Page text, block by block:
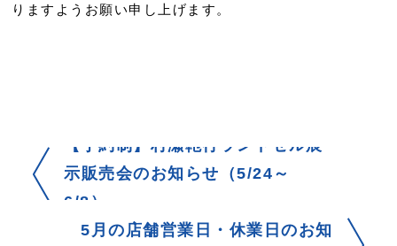
りますようお願い申し上げます。
【予約制】村瀬鞄行ランドセル展
示販売会のお知らせ（5/24～
6/8）
5月の店舗営業日・休業日のお知